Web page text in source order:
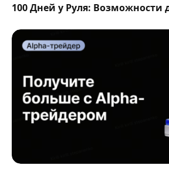
100 Дней у Руля: Возможности